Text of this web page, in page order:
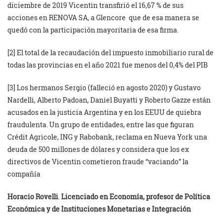
diciembre de 2019 Vicentin transfirió el 16,67 % de sus
acciones en RENOVA SA, a Glencore que de esa manera se
quedó con la participación mayoritaria de esa firma.
[2] El total de la recaudación del impuesto inmobiliario rural de
todas las provincias en el año 2021 fue menos del 0,4% del PIB
[3] Los hermanos Sergio (falleció en agosto 2020) y Gustavo
Nardelli, Alberto Padoan, Daniel Buyatti y Roberto Gazze están
acusados en la justicia Argentina y en los EEUU de quiebra
fraudulenta. Un grupo de entidades, entre las que figuran
Crédit Agricole, ING y Rabobank, reclama en Nueva York una
deuda de 500 millones de dólares y considera que los ex
directivos de Vicentin cometieron fraude “vaciando” la
compañía
Horacio Rovelli.Licenciado en Economía, profesor de Política
Económica y de Instituciones Monetarias e Integración